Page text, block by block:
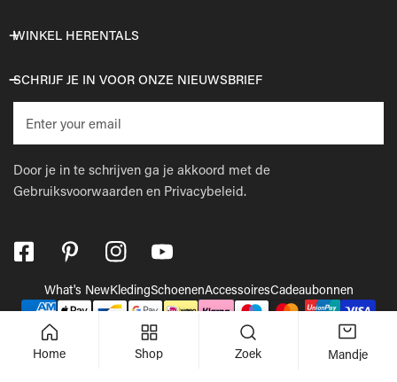
WINKEL HERENTALS
SCHRIJF JE IN VOOR ONZE NIEUWSBRIEF
mail
Door je in te schrijven ga je akkoord met de
Gebruiksvoorwaarden en Privacybeleid.
© 2026, Powered by Shopify
What's NewKledingSchoenenAccessoiresCadeaubonnen
Betaalmethodes
Home Shop Zoek Mandje